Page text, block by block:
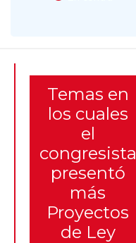
Temas en
los cuales
el
congresista
presentó
más
Proyectos
de Ley